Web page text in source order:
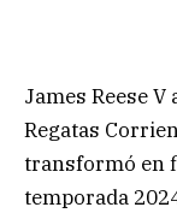
James Reese
Regatas
transformó en
temporada